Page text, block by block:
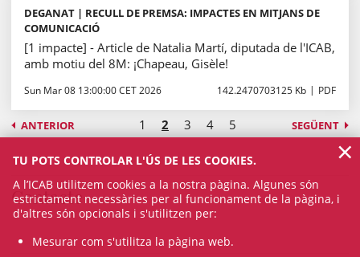
DEGANAT | RECULL DE PREMSA: IMPACTES EN MITJANS DE
COMUNICACIÓ
[1 impacte] - Article de Natalia Martí, diputada de l'ICAB,
amb motiu del 8M: ¡Chapeau, Gisèle!
Sun Mar 08 13:00:00 CET 2026 142.2470703125 Kb PDF
ANTERIOR 1 2 3 4 5 SEGÜENT
Contacte
TU POTS CONTROLAR L'ÚS DE LES COOKIES.
A l’ICAB utilitzem cookies a la nostra pàgina. Algunes són
estrictament necessàries per al funcionament de la pàgina, i
d'altres són opcionals i s'utilitzen per:
Mesurar com s'utilitza la pàgina web.
×